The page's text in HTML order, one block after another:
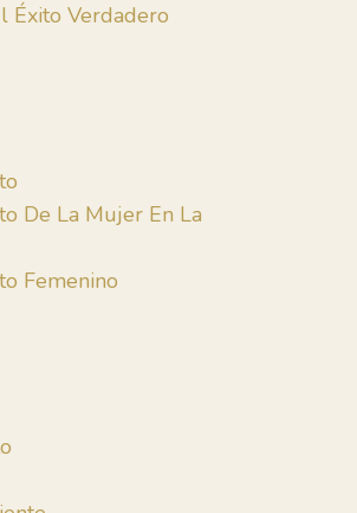
Éxito Verdadero
De La Mujer En La
Femenino